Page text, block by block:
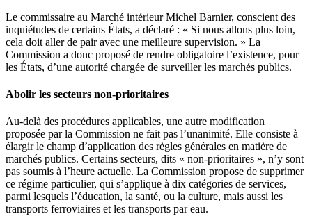
Le commissaire au Marché intérieur Michel Barnier, conscient des
inquiétudes de certains États, a déclaré : « Si nous allons plus loin,
cela doit aller de pair avec une meilleure supervision. » La
Commission a donc proposé de rendre obligatoire l’existence, pour
les États, d’une autorité chargée de surveiller les marchés publics.
Abolir les secteurs non-prioritaires
Au-delà des procédures applicables, une autre modification
proposée par la Commission ne fait pas l’unanimité. Elle consiste à
élargir le champ d’application des règles générales en matière de
marchés publics. Certains secteurs, dits « non-prioritaires », n’y sont
pas soumis à l’heure actuelle. La Commission propose de supprimer
ce régime particulier, qui s’applique à dix catégories de services,
parmi lesquels l’éducation, la santé, ou la culture, mais aussi les
transports ferroviaires et les transports par eau.